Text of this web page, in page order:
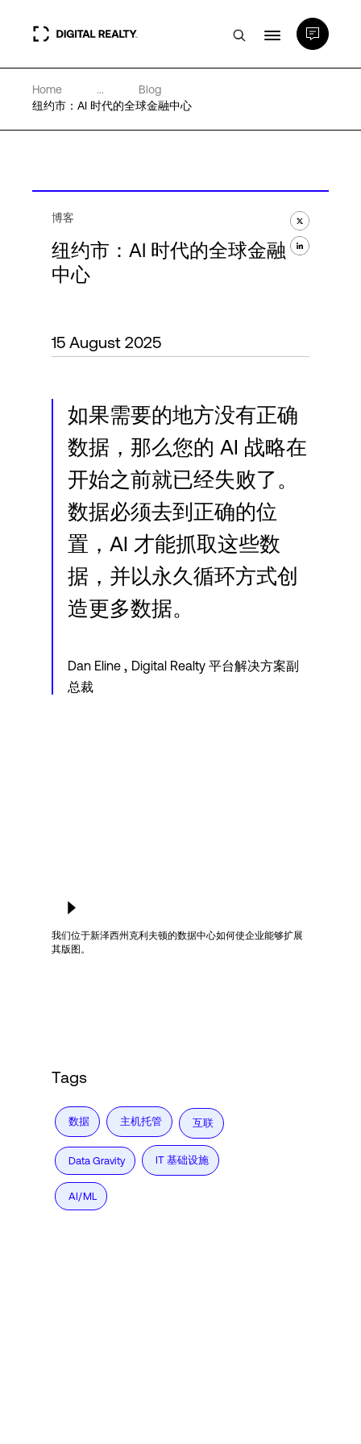
数据中心
专业知识和资源
Home ...
Blog
纽约市：AI 时代的全球金融中心
博客
纽约市：AI 时代的全球金融
中心
15 August 2025
如果需要的地方没有正确
数据，那么您的 AI 战略在
开始之前就已经失败了。
数据必须去到正确的位
置，AI 才能抓取这些数
据，并以永久循环方式创
造更多数据。
Dan Eline , Digital Realty 平台解决方案副
总裁
我们位于新泽西州克利夫顿的数据中心如何使企业能够扩展
其版图。
Tags
数据 主机托管 互联
Data Gravity IT 基础设施
AI/ML